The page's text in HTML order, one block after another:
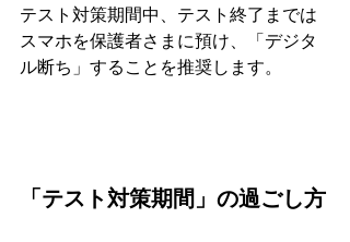
テスト対策期間中、テスト終了までは
スマホを保護者さまに預け、「デジタ
ル断ち」することを推奨します。
「テスト対策期間」の過ごし方